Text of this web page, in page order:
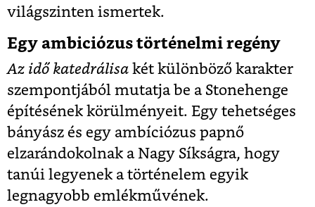
világszinten ismertek.
Egy ambiciózus történelmi regény
Az idő katedrálisa két különböző karakter
szempontjából mutatja be a Stonehenge
építésének körülményeit. Egy tehetséges
bányász és egy ambíciózus papnő
elzarándokolnak a Nagy Síkságra, hogy
tanúi legyenek a történelem egyik
legnagyobb emlékművének.